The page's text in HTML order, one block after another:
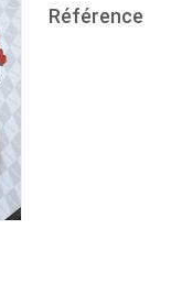
Référence